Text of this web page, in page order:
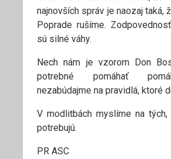
najnovších správ je naozaj taká,
Poprade rušíme.
sú silné váhy.
Nech nám je vzorom Don
potrebné pomáhať
nezabúdajme na pravidlá, ktoré
V modlitbách myslíme na
potrebujú.
PR ASC